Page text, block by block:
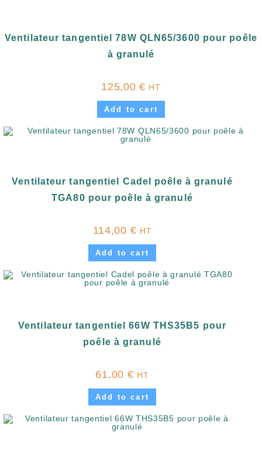
Ventilateur tangentiel 78W QLN65/3600 pour poêle
à granulé
125,00€ HT
Add to cart
Ventilateur tangentiel Cadel poêle à granulé
TGA80 pour poêle à granulé
114,00 € HT
Add to cart
Ventilateur tangentiel 66W THS35B5 pour
poêle à granulé
61,00 € HT
Add to cart